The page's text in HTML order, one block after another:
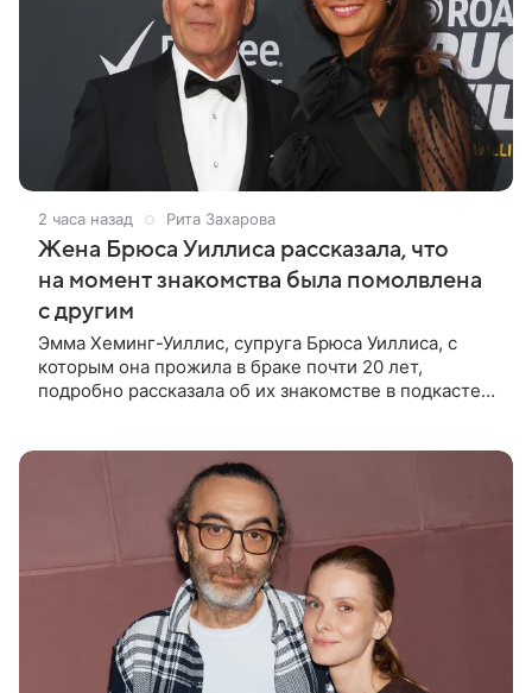
2 часа назад Рита Захарова
Жена Брюса Уиллиса рассказала, что
на момент знакомства была помолвлена
с другим
Эмма Хеминг-Уиллис, супруга Брюса Уиллиса, с
которым она прожила в браке почти 20 лет,
подробно рассказала об их знакомстве в подкасте